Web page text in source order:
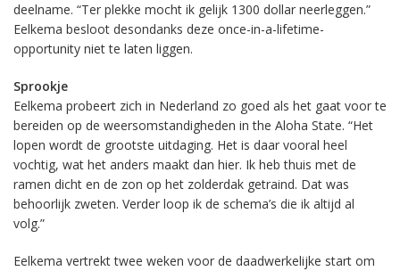
deelname. “Ter plekke mocht ik gelijk 1300 dollar neerleggen.”
Eelkema besloot desondanks deze once-in-a-lifetime-
opportunity niet te laten liggen.
Sprookje
Eelkema probeert zich in Nederland zo goed als het gaat voor te
bereiden op de weersomstandigheden in the Aloha State. “Het
lopen wordt de grootste uitdaging. Het is daar vooral heel
vochtig, wat het anders maakt dan hier. Ik heb thuis met de
ramen dicht en de zon op het zolderdak getraind. Dat was
behoorlijk zweten. Verder loop ik de schema’s die ik altijd al
volg.”
Eelkema vertrekt twee weken voor de daadwerkelijke start om